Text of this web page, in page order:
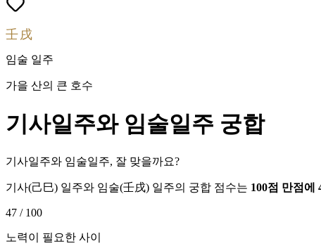
壬戌
임술 일주
가을 산의 큰 호수
기사일주와 임술일주 궁합
기사일주와 임술일주, 잘 맞을까요?
기사(己巳) 일주와 임술(壬戌) 일주의 궁합 점수는 100점 만점에
47 / 100
노력이 필요한 사이